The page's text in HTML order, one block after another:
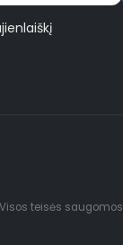
teisės saugomos